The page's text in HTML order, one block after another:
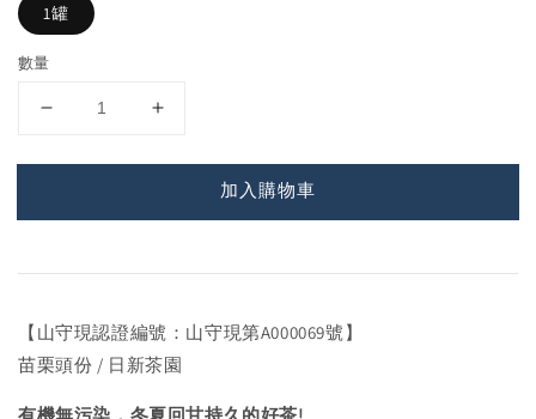
1罐
數量
加入購物車
【山守現認證編號：山守現第A000069號】
苗栗頭份 / 日新茶園
有機無污染，冬夏回甘持久的好茶!